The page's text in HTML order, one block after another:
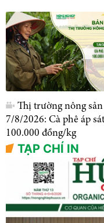
Thị trường nông sản
7/8/2026: Cà phê áp sát
100.000 đồng/kg
TẠP CHÍ IN